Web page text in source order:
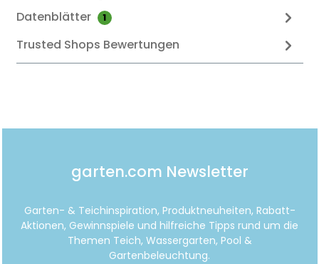
Datenblätter 1
Trusted Shops Bewertungen
garten.com Newsletter
Garten- & Teichinspiration, Produktneuheiten, Rabatt-
Aktionen, Gewinnspiele und hilfreiche Tipps rund um die
Themen Teich, Wassergarten, Pool &
Gartenbeleuchtung.